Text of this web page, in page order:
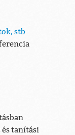
stb
tanítási